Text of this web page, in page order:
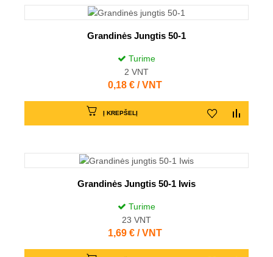
Grandinės Jungtis 50-1
Turime
2 VNT
Kaina
0,18 € / VNT
Į KREPŠELĮ
Grandinės Jungtis 50-1 Iwis
Turime
23 VNT
Kaina
1,69 € / VNT